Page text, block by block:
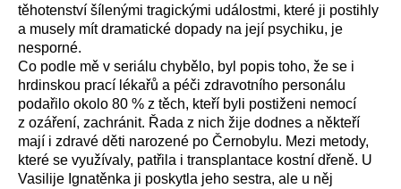
těhotenství šílenými tragickými událostmi, které ji postihly
a musely mít dramatické dopady na její psychiku, je
nesporné.
Co podle mě v seriálu chybělo, byl popis toho, že se i
hrdinskou prací lékařů a péči zdravotního personálu
podařilo okolo 80 % z těch, kteří byli postiženi nemocí
z ozáření, zachránit. Řada z nich žije dodnes a někteří
mají i zdravé děti narozené po Černobylu. Mezi metody,
které se využívaly, patřila i transplantace kostní dřeně. U
Vasilije Ignatěnka ji poskytla jeho sestra, ale u něj